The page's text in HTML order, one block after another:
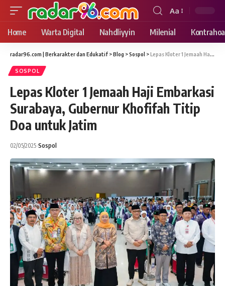
Font
Resizer
Aa
Home Warta Digital Nahdliyyin Milenial
radar96.com | Berkarakter dan Edukatif >Blog >Sospol >Lepas Kloter 1 Jemaah Haji Embarkasi Surabaya, Gubernur Khofifah Titip Doa untuk Jatim
SOSPOL
Lepas Kloter 1 Jemaah Haji Embarkasi
Surabaya, Gubernur Khofifah Titip
Doa untuk Jatim
02/05/2025 Sospol